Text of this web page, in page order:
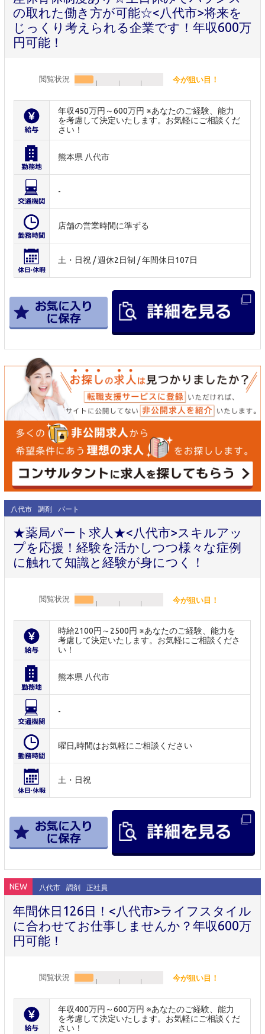
の取れた働き方が可能☆<八代市>将来を
じっくり考えられる企業です！年収600万
円可能！
閲覧状況 今が狙い目！
年収450万円～600万円 ※あなたのご経験、能力
を考慮して決定いたします。お気軽にご相談くだ
さい！
熊本県 八代市
-
店舗の営業時間に準ずる
土・日祝 / 週休2日制 / 年間休日107日
八代市 調剤 パート
★薬局パート求人★<八代市>スキルアッ
プを応援！経験を活かしつつ様々な症例
に触れて知識と経験が身につく！
閲覧状況 今が狙い目！
時給2100円～2500円 ※あなたのご経験、能力を
考慮して決定いたします。お気軽にご相談くださ
い！
熊本県 八代市
-
曜日,時間はお気軽にご相談ください
土・日祝
NEW 八代市 調剤 正社員
年間休日126日！<八代市>ライフスタイル
に合わせてお仕事しませんか？年収600万
円可能！
閲覧状況 今が狙い目！
年収400万円～600万円 ※あなたのご経験、能力
を考慮して決定いたします。お気軽にご相談くだ
さい！